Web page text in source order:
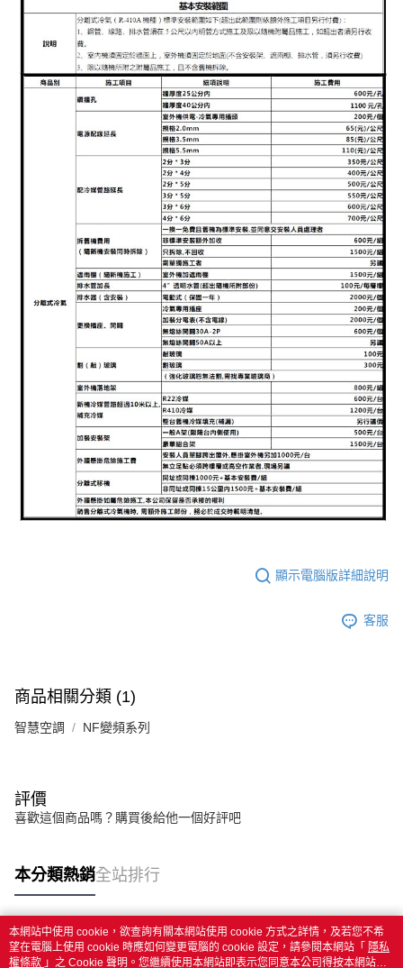
顯示電腦版詳細說明
客服
商品相關分類 (1)
智慧空調 NF變頻系列
評價
喜歡這個商品嗎？購買後給他一個好評吧
本分類熱銷全站排行
熱門標籤
本網站中使用 cookie，欲查詢有關本網站使用 cookie 方式之詳情，及若您不希
望在電腦上使用 cookie 時應如何變更電腦的 cookie 設定，請參閱本網站「 隱私
權條款 」之 Cookie 聲明。您繼續使用本網站即表示您同意本公司得按本網站使